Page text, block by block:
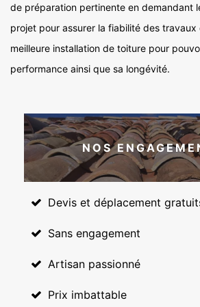
de préparation pertinente en demandant
projet pour assurer la fiabilité des travaux
meilleure installation de toiture pour
performance ainsi que sa longévité.
NOS
Devis et déplacement
Sans engagement
Artisan passionné
Prix imbattable